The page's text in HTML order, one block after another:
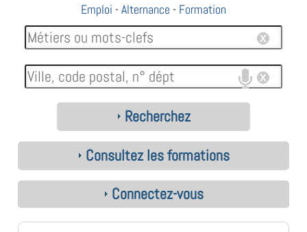
Emploi -Alternance - Formation
Recherchez
Consultez les formations
Connectez-vous